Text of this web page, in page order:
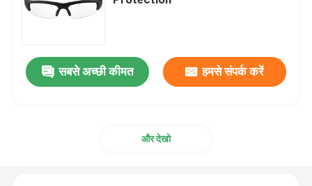
वाटरप्रूफ स्विम कैप
सबसे अच्छी कीमत हमसे संपर्क करें
और देखो